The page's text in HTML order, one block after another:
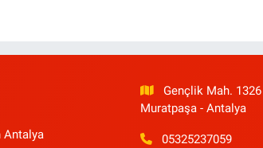
Antalya
Gençlik Mah.
Muratpaşa - Antalya
05325237059